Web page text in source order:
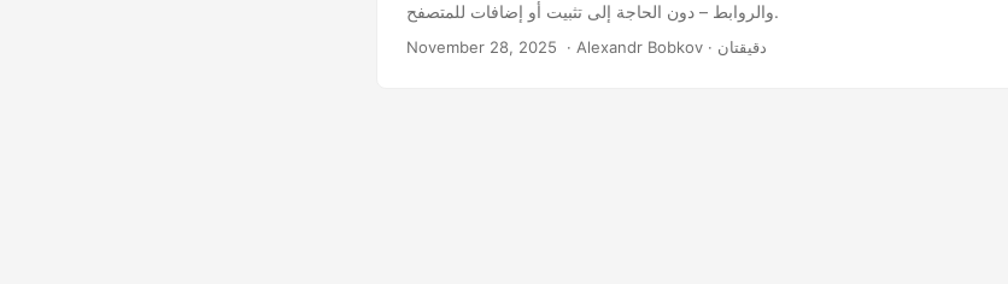
والروابط – دون الحاجة إلى تثبيت أو إضافات للمتصفح.
November 28, 2025 ‎ · Alexandr Bobkov · دقيقتان